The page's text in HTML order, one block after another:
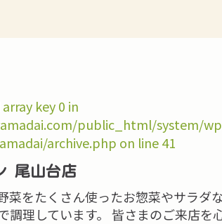
key 0 in
public_html/system/
archive.php on line41
尾山台店
菜をたくさん使ったお惣菜やサラダ
調理しています。 皆さまのご来店を